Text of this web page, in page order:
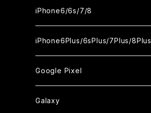
セラミックフィルム
セラミックフィルム
セラミックフィルム
ガラスフィルム
セラミックフィルム
セラミックフィルム
ガラスフィルム
セラミックフィルム
iPhone11Pro Max
ガラスフィルム
セラミックフィルム
ガラスフィルム
セラミックフィルム
iPhoneXS
ガラスフィルム
セラミックフィルム
iPhoneXR
ガラスフィルム
セラミックフィルム
iPhoneXSMax
ガラスフィルム
iPhoneSE3
ガラスフィルム
ケース
iPhoneSE2
ガラスフィルム
ケース
iPhone6/6s/7/8
iPhone8
ガラスフィルム
セラミックフィルム
iPhone7
ガラスフィルム
iPhone6s
iPhone6Plus/6sPlus/7Plus/8Plus
iPhone6Plus
ガラスフィルム
iPhone6sPlus
Google Pixel
ガラスフィルム
Galaxy